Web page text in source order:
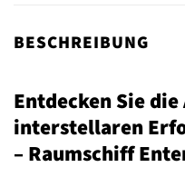
BESCHREIBUNG
Entdecken Sie
interstellaren
– Raumschiff